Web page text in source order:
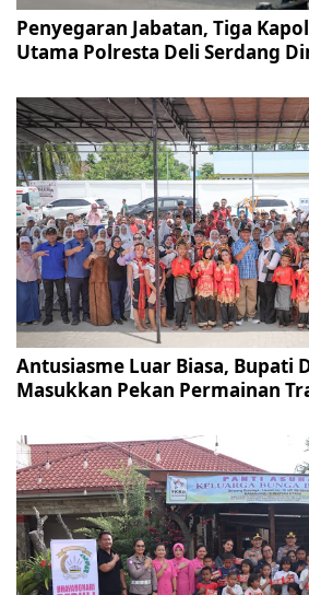
Penyegaran Jabatan, Tiga
Utama Polresta Deli Serdang
Antusiasme Luar Biasa, Bupati
Masukkan Pekan Permainan